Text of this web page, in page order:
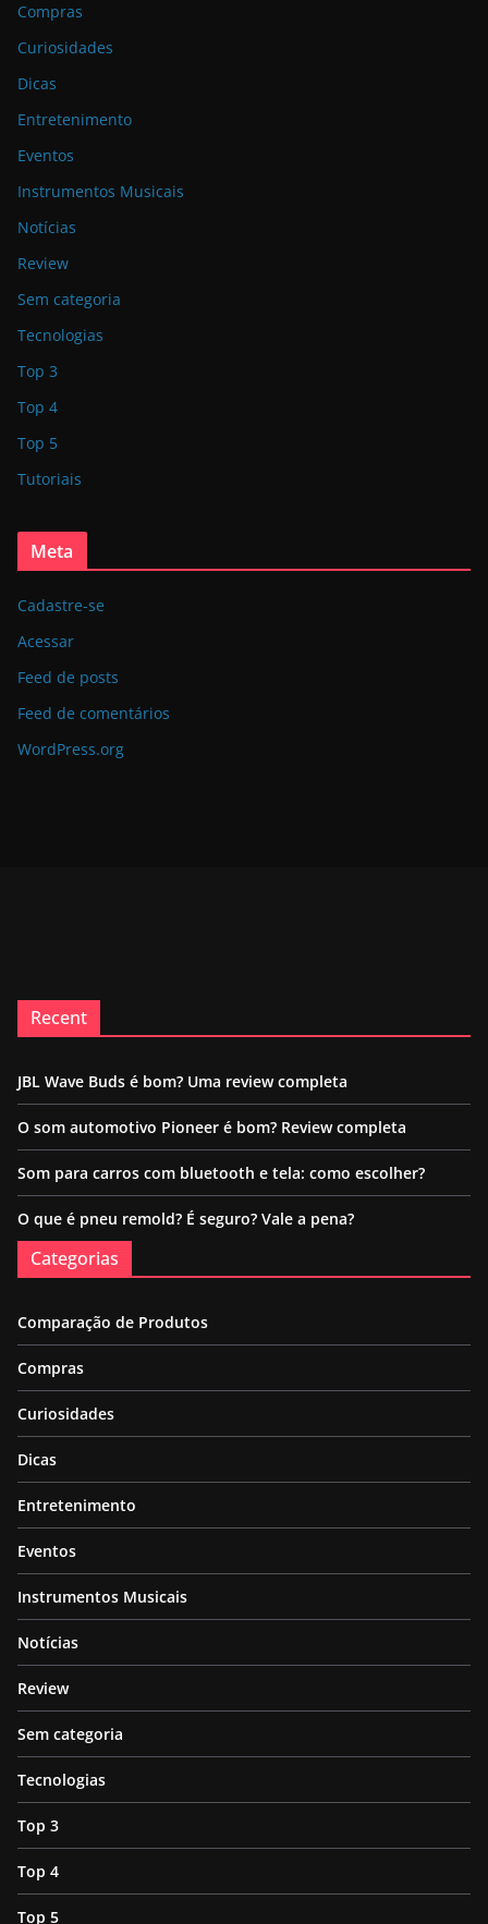
Compras
Curiosidades
Dicas
Entretenimento
Eventos
Instrumentos Musicais
Notícias
Review
Sem categoria
Tecnologias
Top 3
Top 4
Top 5
Tutoriais
Meta
Cadastre-se
Acessar
Feed de posts
Feed de comentários
WordPress.org
Recent
JBL Wave Buds é bom? Uma review completa
O som automotivo Pioneer é bom? Review completa
Som para carros com bluetooth e tela: como escolher?
O que é pneu remold? É seguro? Vale a pena?
Categorias
Comparação de Produtos
Compras
Curiosidades
Dicas
Entretenimento
Eventos
Instrumentos Musicais
Notícias
Review
Sem categoria
Tecnologias
Top 3
Top 4
Top 5